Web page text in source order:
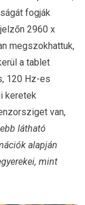
fogják
2960 x
megszokhattuk,
a tablet
120 Hz-es
keretek
van,
látható
alapján
mint